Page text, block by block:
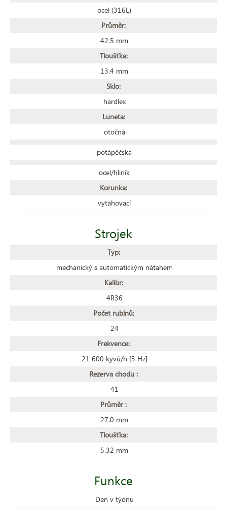
ocel (316L)
Průměr:
42.5 mm
Tloušťka:
13.4 mm
Sklo:
hardlex
Luneta:
otočná
potápěčská
ocel/hliník
Korunka:
vytahovací
Strojek
Typ:
mechanický s automatickým nátahem
Kalibr:
4R36
Počet rubínů:
24
Frekvence:
21 600 kyvů/h [3 Hz]
Rezerva chodu :
41
Průměr :
27.0 mm
Tloušťka:
5.32 mm
Funkce
Den v týdnu